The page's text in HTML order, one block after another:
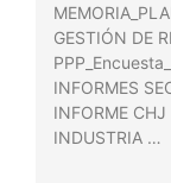
GESTIÓN DE
INFORMES
INFORME CHJ
INDUSTRIA …